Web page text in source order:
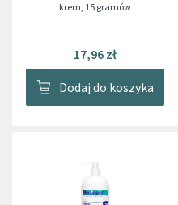
krem, 15 gramów
17,96 zł
Dodaj do koszyka